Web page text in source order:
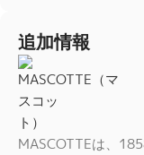
追加情報
MASCOTTEは、